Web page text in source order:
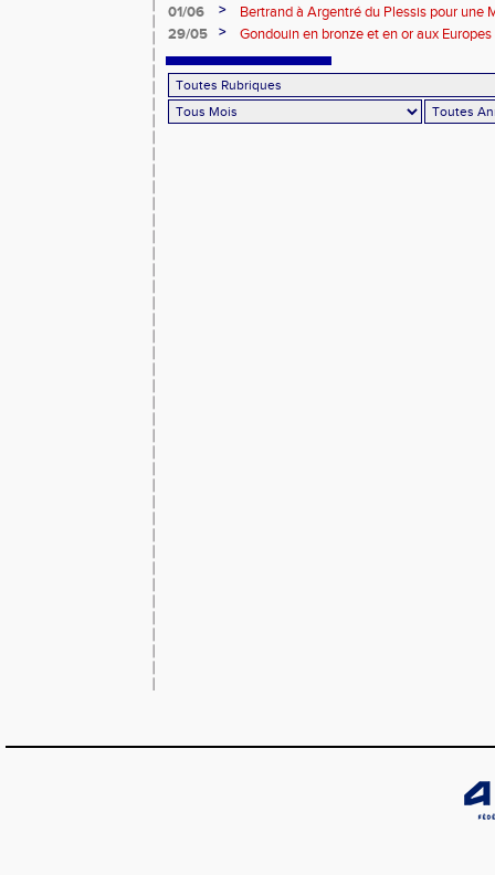
01/06
>
Bertrand à Argentré du Plessis pour une
29/05
> Gondouin en bronze et en or aux Europes